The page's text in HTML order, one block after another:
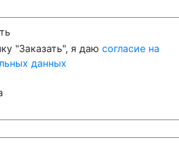
"Заказать", я даю согласие на
данных